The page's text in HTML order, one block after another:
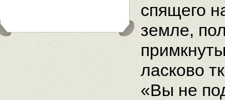
спящего
земле,
ласково
«Вы не